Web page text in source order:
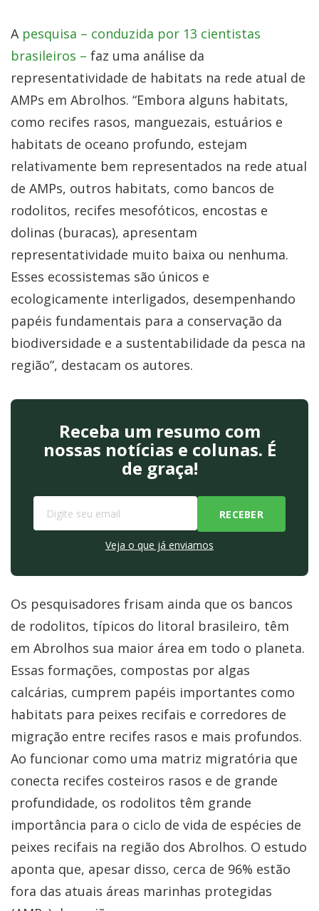
A pesquisa – conduzida por 13 cientistas
brasileiros – faz uma análise da
representatividade de habitats na rede atual de
AMPs em Abrolhos. “Embora alguns habitats,
como recifes rasos, manguezais, estuários e
habitats de oceano profundo, estejam
relativamente bem representados na rede atual
de AMPs, outros habitats, como bancos de
rodolitos, recifes mesofóticos, encostas e
dolinas (buracas), apresentam
representatividade muito baixa ou nenhuma.
Esses ecossistemas são únicos e
ecologicamente interligados, desempenhando
papéis fundamentais para a conservação da
biodiversidade e a sustentabilidade da pesca na
região”, destacam os autores.
Receba um resumo com
nossas notícias e colunas. É
de graça!
Veja o que já enviamos
Os pesquisadores frisam ainda que os bancos
de rodolitos, típicos do litoral brasileiro, têm
em Abrolhos sua maior área em todo o planeta.
Essas formações, compostas por algas
calcárias, cumprem papéis importantes como
habitats para peixes recifais e corredores de
migração entre recifes rasos e mais profundos.
Ao funcionar como uma matriz migratória que
conecta recifes costeiros rasos e de grande
profundidade, os rodolitos têm grande
importância para o ciclo de vida de espécies de
peixes recifais na região dos Abrolhos. O estudo
aponta que, apesar disso, cerca de 96% estão
fora das atuais áreas marinhas protegidas